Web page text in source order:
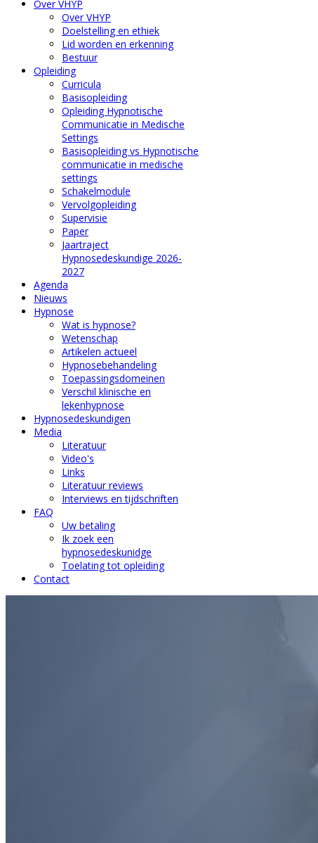
Over VHYP
Over VHYP
Doelstelling en ethiek
Lid worden en erkenning
Bestuur
Opleiding
Curricula
Basisopleiding
Opleiding Hypnotische
Communicatie in Medische
Settings
Basisopleiding vs Hypnotische
communicatie in medische
settings
Schakelmodule
Vervolgopleiding
Supervisie
Paper
Jaartraject
Hypnosedeskundige 2026-
2027
Agenda
Nieuws
Hypnose
Wat is hypnose?
Wetenschap
Artikelen actueel
Hypnosebehandeling
Toepassingsdomeinen
Verschil klinische en
lekenhypnose
Hypnosedeskundigen
Media
Literatuur
Video's
Links
Literatuur reviews
Interviews en tijdschriften
FAQ
Uw betaling
Ik zoek een
hypnosedeskunidge
Toelating tot opleiding
Contact